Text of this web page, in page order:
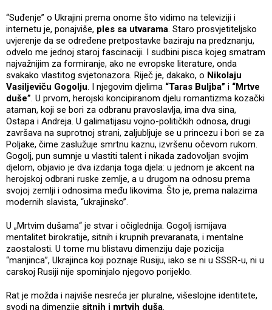
“Suđenje” o Ukrajini prema onome što vidimo na televiziji i
internetu je, ponajviše, ples sa utvarama. Staro prosvjetiteljsko
uvjerenje da se određene pretpostavke baziraju na predznanju,
odvelo me jednoj staroj fascinaciji. I sudbini pisca kojeg smatram
najvažnijim za formiranje, ako ne evropske literature, onda
svakako vlastitog svjetonazora. Riječ je, dakako, o Nikolaju
Vasiljeviču Gogolju. I njegovim djelima “Taras Buljba” i “Mrtve
duše”. U prvom, herojski koncipiranom djelu romantizma kozački
ataman, koji se bori za odbranu pravoslavlja, ima dva sina,
Ostapa i Andreja. U galimatijasu vojno-političkih odnosa, drugi
završava na suprotnoj strani, zaljubljuje se u princezu i bori se za
Poljake, čime zaslužuje smrtnu kaznu, izvršenu očevom rukom.
Gogolj, pun sumnje u vlastiti talent i nikada zadovoljan svojim
djelom, objavio je dva izdanja toga djela: u jednom je akcent na
herojskoj odbrani ruske zemlje, a u drugom na odnosu prema
svojoj zemlji i odnosima među likovima. Što je, prema nalazima
modernih slavista, “ukrajinsko”.
U „Mrtvim dušama“ je stvar i očiglednija. Gogolj ismijava
mentalitet birokratije, sitnih i krupnih prevaranata, i mentalne
zaostalosti. U tome mu blistavu dimenziju daje pozicija
“manjinca”, Ukrajinca koji poznaje Rusiju, iako se ni u SSSR-u, ni u
carskoj Rusiji nije spominjalo njegovo porijeklo.
Rat je možda i najviše nesreća jer pluralne, višeslojne identitete,
svodi na dimenzije sitnih i mrtvih duša.